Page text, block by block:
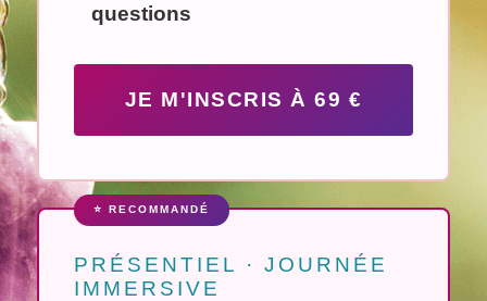
questions
JE M'INSCRIS À 69 €
⭐ RECOMMANDÉ
PRÉSENTIEL · JOURNÉE
IMMERSIVE